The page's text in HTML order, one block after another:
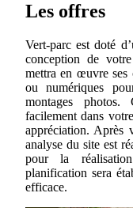
Les offres
Vert-parc est doté
conception de
mettra en œuvre ses
ou numériques
montages
facilement dans
appréciation. Après
analyse du site est
pour la
planification sera
efficace.